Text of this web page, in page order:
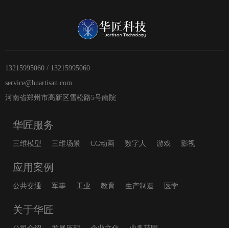
13215995060 / 13215995060
service@huartisan.com
河南省郑州市高新区雪松路5号南院
华匠服务
三维模型 三维场景 CG动画 数字人 游戏 影视
应用案例
公共交通 军事 工业 教育 生产制造 医学
关于华匠